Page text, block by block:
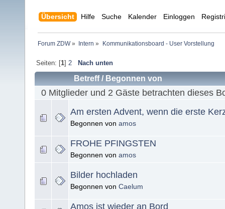
Übersicht Hilfe Suche Kalender Einloggen
Forum ZDW» Intern » Kommunikationsboard - User Vorstellung
Seiten: [1] 2 Nach unten
Betreff/ Begonnen von
0 Mitglieder und 2 Gäste betrachten dieses
Am ersten Advent, wenn die erste
Begonnen von amos
FROHE PFINGSTEN
Begonnen von amos
Bilder hochladen
Begonnen von Caelum
Amos ist wieder an Bord